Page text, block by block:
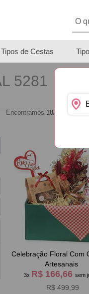
Tipos de Cestas
5281
Encontramos 18/18
Celebração Floral Com
Artesanais
3x R$ 166,66sem
R$ 499,99